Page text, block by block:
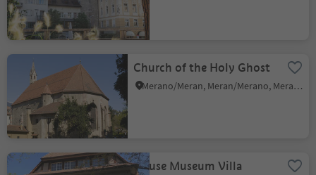
Church of the Holy Ghost
Merano/Meran, Meran/Merano, Meran/Merano and environs
House Museum Villa